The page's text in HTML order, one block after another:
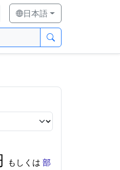
日本語
もしくは 部